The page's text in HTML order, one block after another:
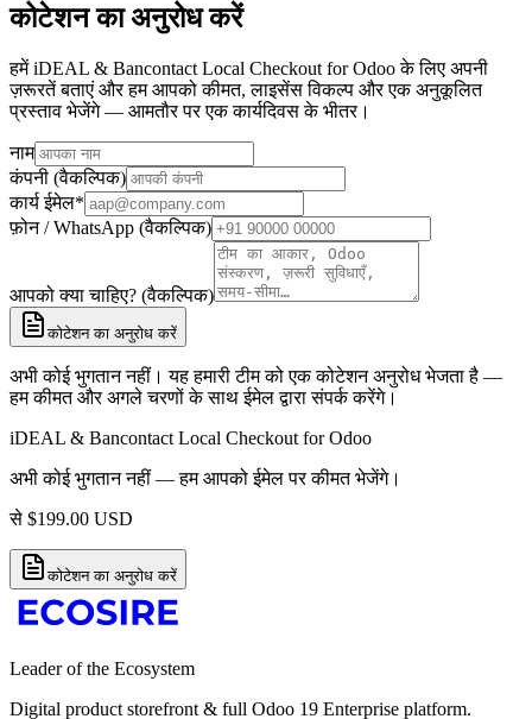
कोटेशन का अनुरोध करें
हमें iDEAL & Bancontact Local Checkout for Odoo के लिए अपनी
ज़रूरतें बताएं और हम आपको कीमत, लाइसेंस विकल्प और एक अनुकूलित
प्रस्ताव भेजेंगे — आमतौर पर एक कार्यदिवस के भीतर।
नाम
कंपनी (वैकल्पिक)
कार्य ईमेल*
फ़ोन / WhatsApp (वैकल्पिक)
आपको क्या चाहिए? (वैकल्पिक)
कोटेशन का अनुरोध करें
अभी कोई भुगतान नहीं। यह हमारी टीम को एक कोटेशन अनुरोध भेजता है —
हम कीमत और अगले चरणों के साथ ईमेल द्वारा संपर्क करेंगे।
iDEAL & Bancontact Local Checkout for Odoo
अभी कोई भुगतान नहीं — हम आपको ईमेल पर कीमत भेजेंगे।
से $199.00 USD
कोटेशन का अनुरोध करें
Leader of the Ecosystem
Digital product storefront & full Odoo 19 Enterprise platform.